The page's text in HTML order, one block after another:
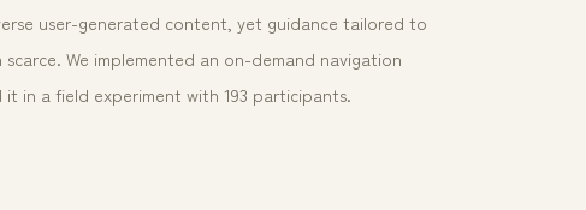
user-generated content, yet guidance tailored to
We implemented an on-demand navigation
in a field experiment with 193 participants.